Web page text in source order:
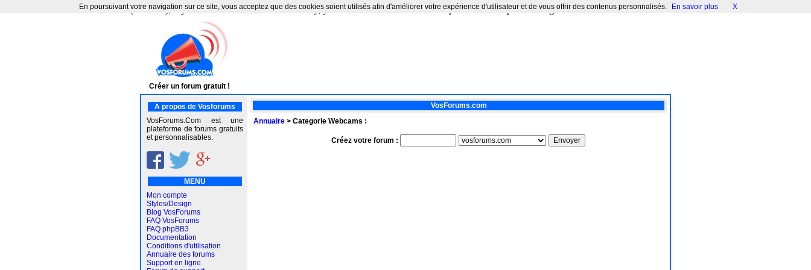
Error : Can't create a new thread (errno 35); if you are not out of available memory, you can consult the manual for a possible OS-dependent bug
Créer un forum gratuit !
A propos de Vosforums
VosForums.Com est une
plateforme de forums gratuits
et personnalisables.
MENU
Mon compte
Styles/Design
Blog VosForums
FAQ VosForums
FAQ phpBB3
Documentation
Conditions d'utilisation
Annuaire des forums
Support en ligne
VosForums.com
Annuaire > Categorie Webcams :
Créez votre forum :
En poursuivant votre navigation sur ce site, vous acceptez que des cookies soient utilisés afin d'améliorer votre expérience d'utilisateur et de vous offrir des contenus personnalisés. En savoir plus X